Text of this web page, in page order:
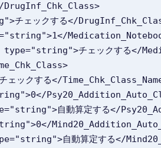
DrugInf_Chk_Class>
チェックする</
type="string">チェックする
チェックする</
自動算定する</
type="string">自動算定する</